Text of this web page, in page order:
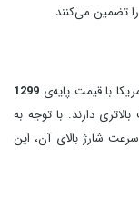
تضمین می‌کنند.
1299
دارند. با توجه به
و سرعت شارژ بالای آن، این